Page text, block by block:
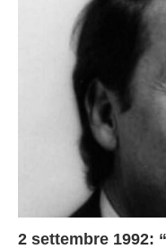
2 settembre 1992: